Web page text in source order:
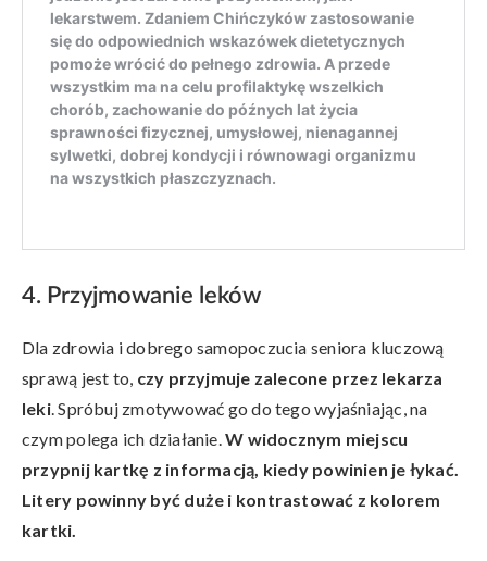
4. Przyjmowanie leków
Dla zdrowia i dobrego samopoczucia seniora kluczową
sprawą jest to, czy przyjmuje zalecone przez lekarza
leki. Spróbuj zmotywować go do tego wyjaśniając, na
czym polega ich działanie.W widocznym miejscu
przypnij kartkę z informacją, kiedy powinien je łykać.
Litery powinny być duże i kontrastować z kolorem
kartki.